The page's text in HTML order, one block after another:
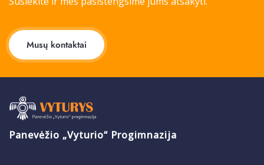
Musų kontaktai
Panevėžio „Vyturio“ Progimnazija